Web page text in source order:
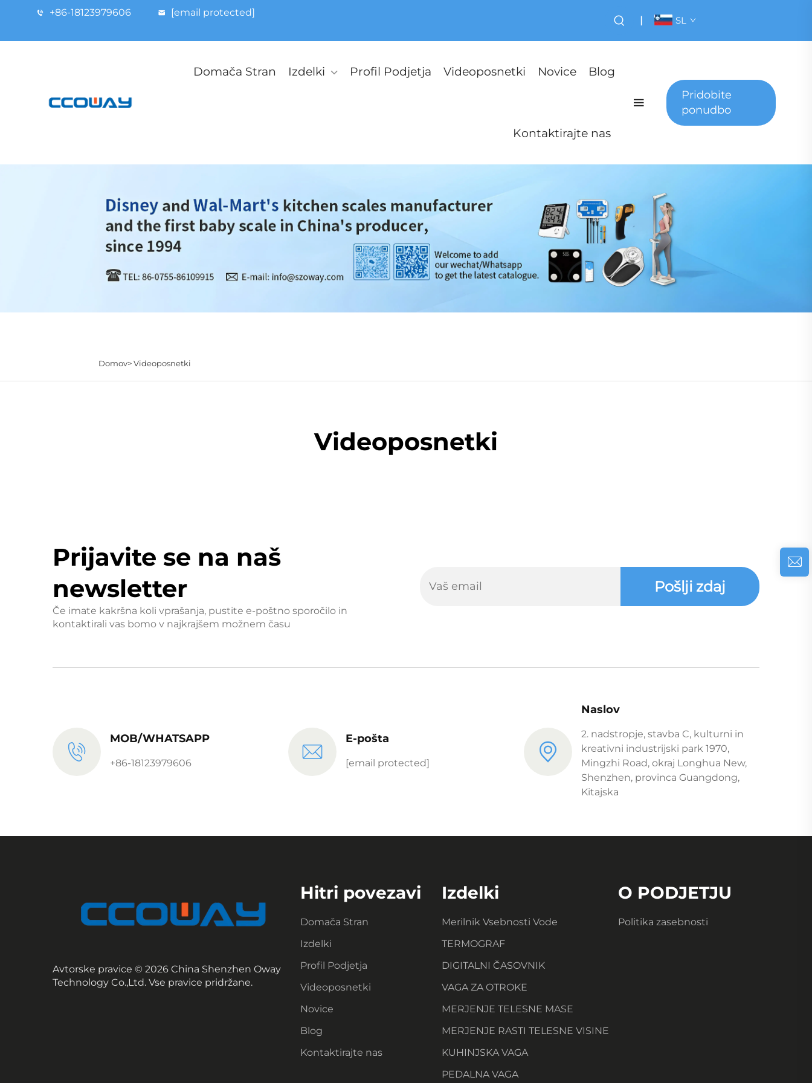
+86-18123979606 [email protected]
| SL
Domača Stran Izdelki Profil Podjetja Videoposnetki Novice Blog
Kontaktirajte nas
Pridobite
ponudbo
Domov>Videoposnetki
Videoposnetki
Prijavite se na naš
newsletter
Če imate kakršna koli vprašanja, pustite e-poštno sporočilo in
kontaktirali vas bomo v najkrajšem možnem času
Pošlji zdaj
MOB/WHATSAPP
+86-18123979606
E-pošta
[email protected]
Naslov
2. nadstropje, stavba C, kulturni in
kreativni industrijski park 1970,
Mingzhi Road, okraj Longhua New,
Shenzhen, provinca Guangdong,
Kitajska
Avtorske pravice © 2026 China Shenzhen Oway
Technology Co.,Ltd. Vse pravice pridržane.
Hitri povezavi
Domača Stran
Izdelki
Profil Podjetja
Videoposnetki
Novice
Blog
Kontaktirajte nas
Izdelki
Merilnik Vsebnosti Vode
TERMOGRAF
DIGITALNI ČASOVNIK
VAGA ZA OTROKE
MERJENJE TELESNE MASE
MERJENJE RASTI TELESNE VISINE
KUHINJSKA VAGA
PEDALNA VAGA
O PODJETJU
Politika zasebnosti